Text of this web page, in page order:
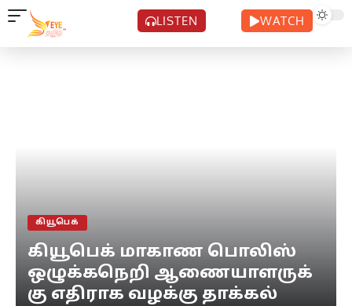
LISTEN WATCH
கியூபெக்
கியூபெக் மாகாண பொலிஸ்
ஒழுக்கநெறி ஆணையாளருக்
கு எதிராக வழக்கு தாக்கல்